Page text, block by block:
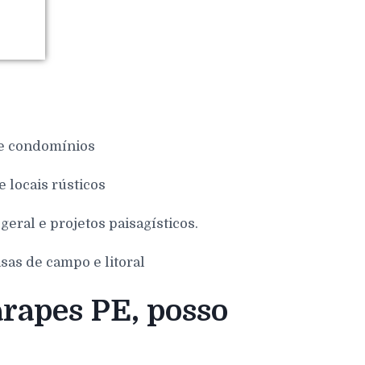
condomínios
locais rústicos
e projetos paisagísticos.
de campo e litoral
PE, posso